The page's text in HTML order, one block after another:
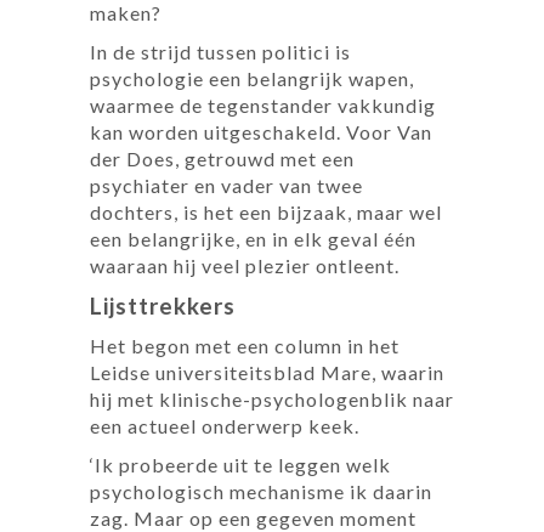
maken?
In de strijd tussen politici is
psychologie een belangrijk wapen,
waarmee de tegenstander vakkundig
kan worden uitgeschakeld. Voor Van
der Does, getrouwd met een
psychiater en vader van twee
dochters, is het een bijzaak, maar wel
een belangrijke, en in elk geval één
waaraan hij veel plezier ontleent.
Lijsttrekkers
Het begon met een column in het
Leidse universiteitsblad Mare, waarin
hij met klinische-psychologenblik naar
een actueel onderwerp keek.
‘Ik probeerde uit te leggen welk
psychologisch mechanisme ik daarin
zag. Maar op een gegeven moment